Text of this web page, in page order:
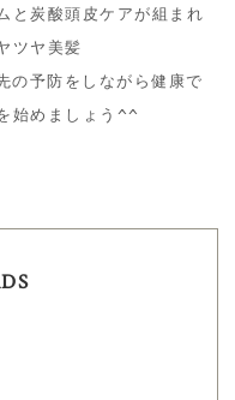
と炭酸頭皮ケアが組まれ
ツヤ美髪
の予防をしながら健康で
始めましょう^^